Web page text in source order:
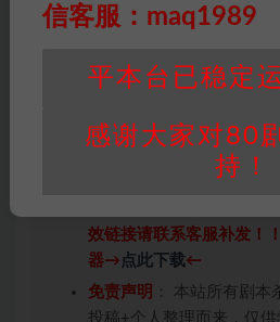
效链接请联系客服补发！
器→ 点此下载←
免责声明 ： 本站所有剧本
投稿+个人整理而来，仅
信客服：maq1989
平本台已稳定
感谢大家对80
持！